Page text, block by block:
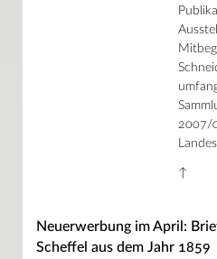
2007/
↑
Neuerwerbung im April:
Scheffel aus dem Jahr 1859